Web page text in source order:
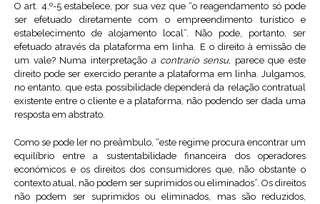
O art. 4.º-5 estabelece, por sua vez que “o reagendamento só pode
ser efetuado diretamente com o empreendimento turístico e
estabelecimento de alojamento local”. Não pode, portanto, ser
efetuado através da plataforma em linha. E o direito à emissão de
um vale? Numa interpretaçãoa contrario sensu, parece que este
direito pode ser exercido perante a plataforma em linha. Julgamos,
no entanto, que esta possibilidade dependerá da relação contratual
existente entre o cliente e a plataforma, não podendo ser dada uma
resposta em abstrato.
Como se pode ler no preâmbulo, “este regime procura encontrar um
equilíbrio entre a sustentabilidade financeira dos operadores
económicos e os direitos dos consumidores que, não obstante o
contexto atual, não podem ser suprimidos ou eliminados”. Os direitos
não podem ser suprimidos ou eliminados, mas são reduzidos,